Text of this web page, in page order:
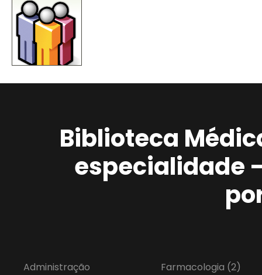
Biblioteca
especialidade
Administração
Farmacologia (2)